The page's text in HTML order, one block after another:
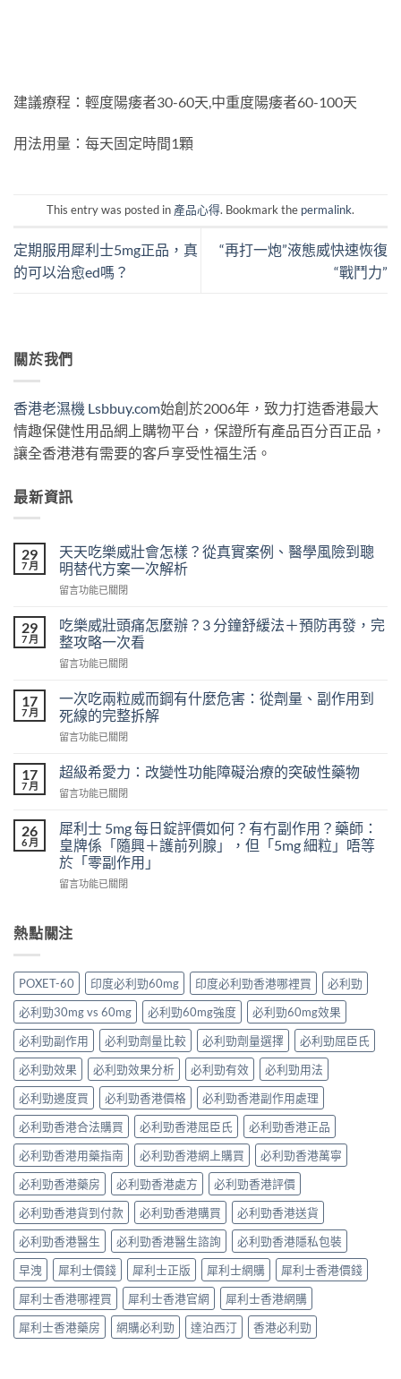
建議療程：輕度陽痿者30-60天,中重度陽痿者60-100天
用法用量：每天固定時間1顆
This entry was posted in 產品心得. Bookmark the permalink.
定期服用犀利士5mg正品，真
的可以治愈ed嗎？
“再打一炮”液態威快速恢復
“戰鬥力”
關於我們
香港老濕機 Lsbbuy.com始創於2006年，致力打造香港最大
情趣保健性用品網上購物平台，保證所有產品百分百正品，
讓全香港港有需要的客戶享受性福生活。
最新資訊
29
7 月
天天吃樂威壯會怎樣？從真實案例、醫學風險到聰
明替代方案一次解析
在
天
吃
樂
威
會
怎
樣？
從
實
案
學
風
險
到
替
代
案
一
次
解
析〉
中
留言功能已關閉
29
7 月
吃樂威壯頭痛怎麼辦？3 分鐘舒緩法＋預防再發，完
整攻略一次看
在
威
壯
頭
怎
辦？
分
鐘
舒
法
防
完
整
攻
略
一
次
看〉
中
留言功能已關閉
17
7 月
一次吃兩粒威而鋼有什麼危害：從劑量、副作用到
死線的完整拆解
在
次
吃
兩
威
而
鋼
有
什
害：
量、
副
作
用
到
死
線
的
完
整
拆
解〉
中
留言功能已關閉
17
7 月
超級希愛力：改變性功能障礙治療的突破性藥物
在
級
希
愛
力：
改
功
礙
治
療
的
突
破
性
藥
物〉
中
留言功能已關閉
26
6 月
犀利士 5mg 每日錠評價如何？有冇副作用？藥師：
皇牌係「隨興＋護前列腺」，但「5mg 細粒」唔等
於「零副作用」
在
士
5mg
日
錠
評
價
如
何？
有
冇
副
作
用？
藥
師：
皇
牌
係
「隨
興
＋
護
前
列
腺」，
但
「5mg
留言功能已關閉
熱點關注
POXET-60 印度必利勁60mg 印度必利勁香港哪裡買
必利勁
必利勁30mg vs 60mg
必利勁60mg強度
必利勁60mg效果
必利勁副作用
必利勁劑量比較 必利勁劑量選擇
必利勁屈臣氏
必利勁效果
必利勁效果分析 必利勁有效
必利勁用法
必利勁邊度買
必利勁香港價格
必利勁香港副作用處理
必利勁香港合法購買
必利勁香港屈臣氏
必利勁香港正品
必利勁香港用藥指南
必利勁香港網上購買
必利勁香港萬寧
必利勁香港藥房
必利勁香港處方
必利勁香港評價
必利勁香港貨到付款
必利勁香港購買
必利勁香港送貨
必利勁香港醫生
必利勁香港醫生諮詢
必利勁香港隱私包裝
早洩
犀利士價錢 犀利士正版 犀利士網購
犀利士香港價錢
犀利士香港哪裡買
犀利士香港官網
犀利士香港網購
犀利士香港藥房
網購必利勁 達泊西汀 香港必利勁